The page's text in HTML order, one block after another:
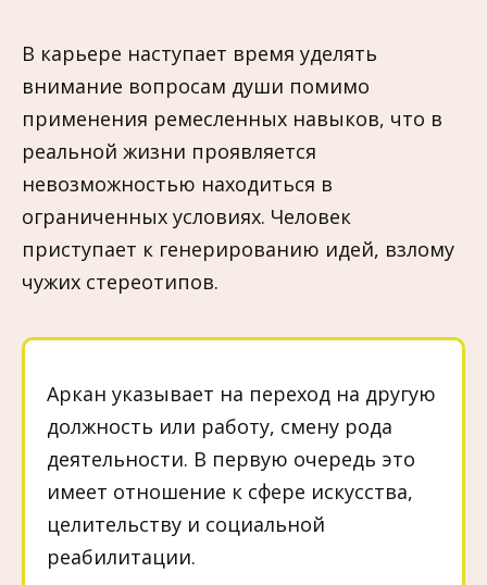
В карьере наступает время уделять
внимание вопросам души помимо
применения ремесленных навыков, что в
реальной жизни проявляется
невозможностью находиться в
ограниченных условиях. Человек
приступает к генерированию идей, взлому
чужих стереотипов.
Аркан указывает на переход на другую
должность или работу, смену рода
деятельности. В первую очередь это
имеет отношение к сфере искусства,
целительству и социальной
реабилитации.